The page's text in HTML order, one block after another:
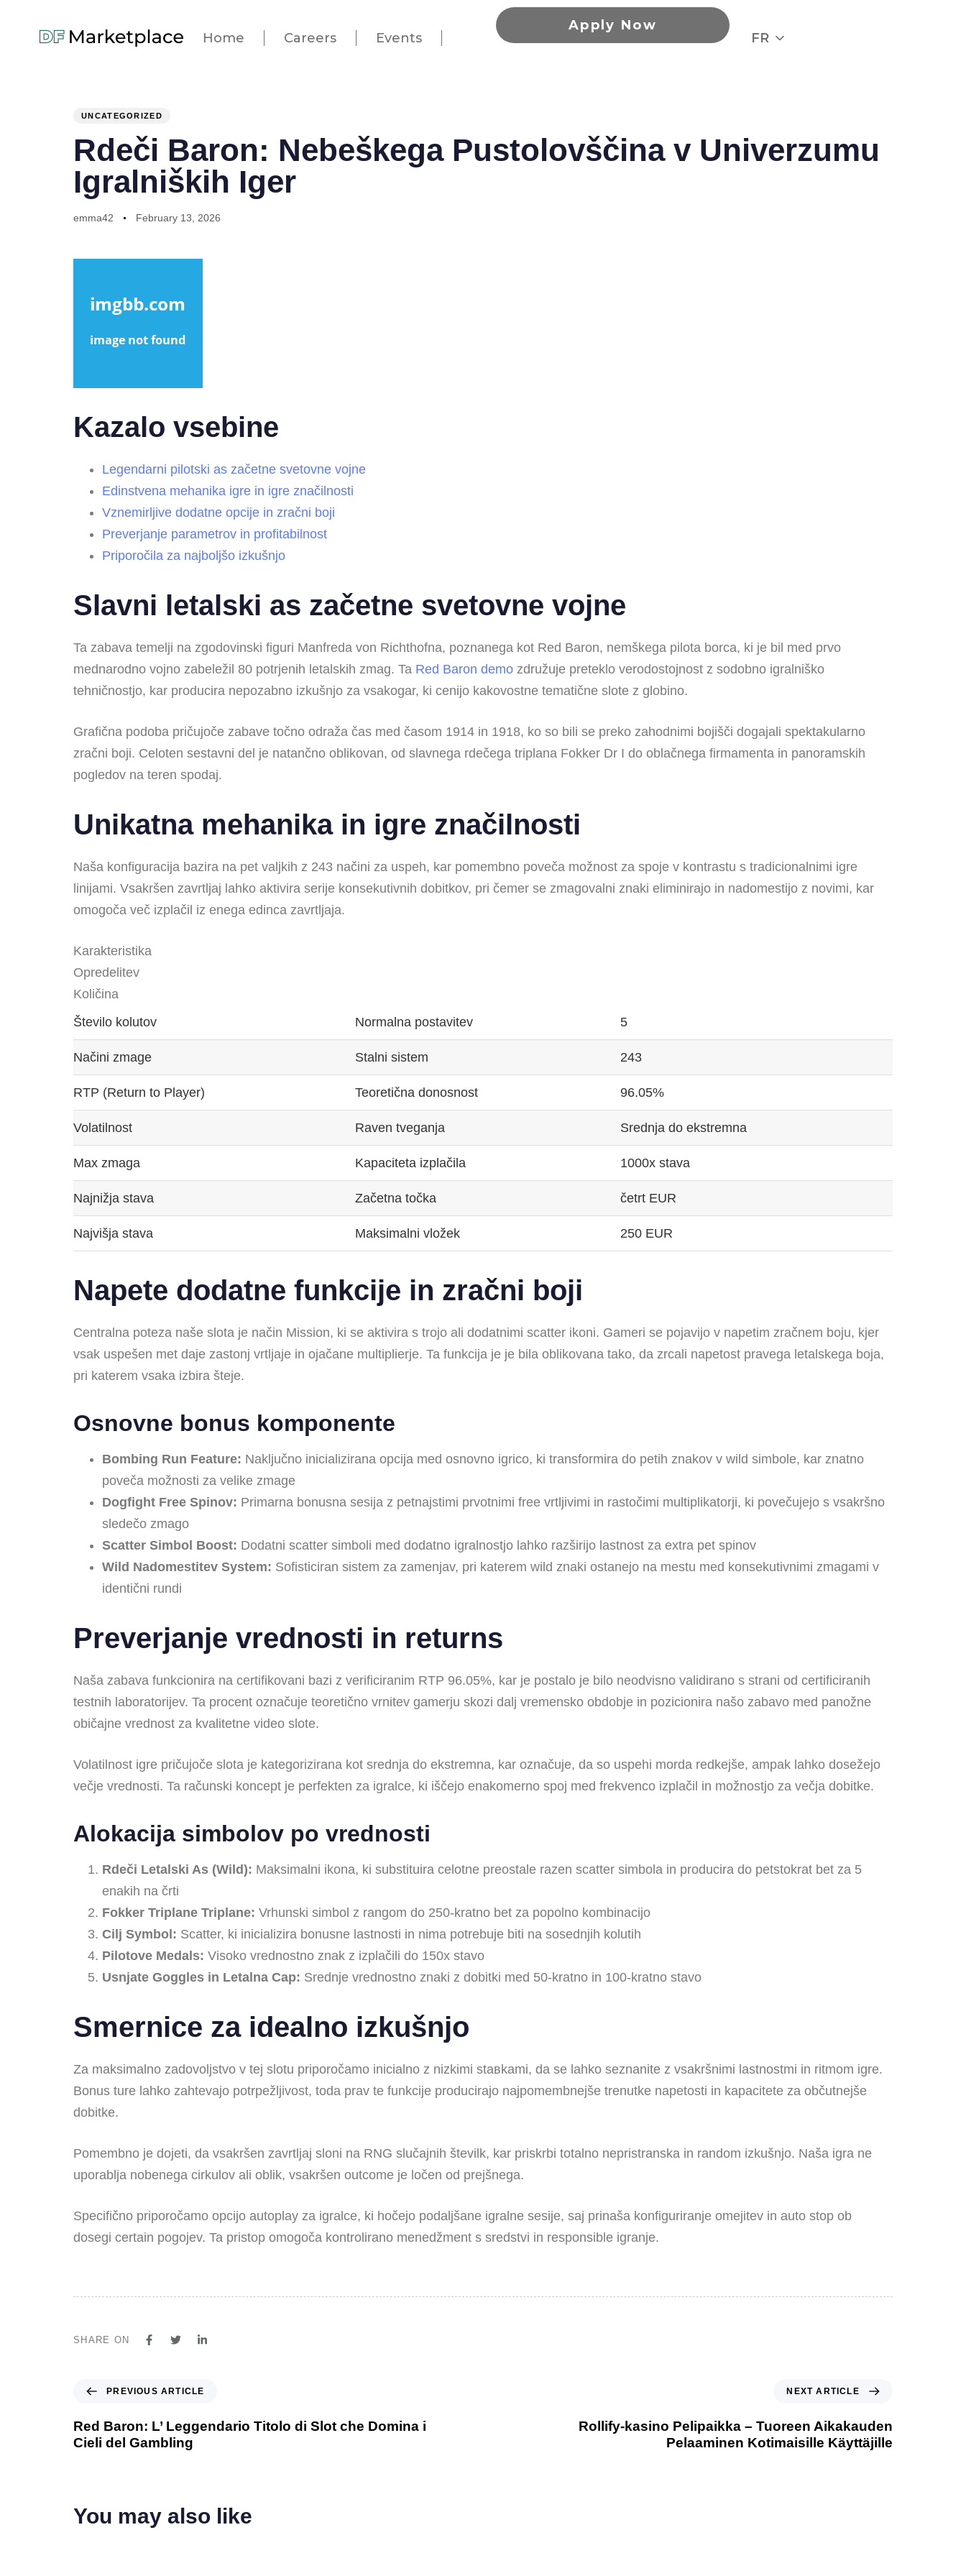
Home Careers Events
Apply Now
FR
UNCATEGORIZED
Rdeči Baron: Nebeškega Pustolovščina v Univerzumu
Igralniških Iger
emma42 February 13, 2026
Kazalo vsebine
Legendarni pilotski as začetne svetovne vojne
Edinstvena mehanika igre in igre značilnosti
Vznemirljive dodatne opcije in zračni boji
Preverjanje parametrov in profitabilnost
Priporočila za najboljšo izkušnjo
Slavni letalski as začetne svetovne vojne
Ta zabava temelji na zgodovinski figuri Manfreda von Richthofna, poznanega kot Red Baron, nemškega pilota borca, ki je bil med prvo
mednarodno vojno zabeležil 80 potrjenih letalskih zmag. Ta Red Baron demo združuje preteklo verodostojnost z sodobno igralniško
tehničnostjo, kar producira nepozabno izkušnjo za vsakogar, ki cenijo kakovostne tematične slote z globino.
Grafična podoba pričujoče zabave točno odraža čas med časom 1914 in 1918, ko so bili se preko zahodnimi bojišči dogajali spektakularno
zračni boji. Celoten sestavni del je natančno oblikovan, od slavnega rdečega triplana Fokker Dr I do oblačnega firmamenta in panoramskih
pogledov na teren spodaj.
Unikatna mehanika in igre značilnosti
Naša konfiguracija bazira na pet valjkih z 243 načini za uspeh, kar pomembno poveča možnost za spoje v kontrastu s tradicionalnimi igre
linijami. Vsakršen zavrtljaj lahko aktivira serije konsekutivnih dobitkov, pri čemer se zmagovalni znaki eliminirajo in nadomestijo z novimi, kar
omogoča več izplačil iz enega edinca zavrtljaja.
Karakteristika
Opredelitev
Količina
Število kolutov
Normalna postavitev 5
Načini zmage Stalni sistem 243
RTP (Return to Player) Teoretična donosnost 96.05%
Volatilnost Raven tveganja Srednja do ekstremna
Max zmaga Kapaciteta izplačila 1000x stava
Najnižja stava Začetna točka četrt EUR
Najvišja stava Maksimalni vložek 250 EUR
Napete dodatne funkcije in zračni boji
Centralna poteza naše slota je način Mission, ki se aktivira s trojo ali dodatnimi scatter ikoni. Gameri se pojavijo v napetim zračnem boju, kjer
vsak uspešen met daje zastonj vrtljaje in ojačane multiplierje. Ta funkcija je je bila oblikovana tako, da zrcali napetost pravega letalskega boja,
pri katerem vsaka izbira šteje.
Osnovne bonus komponente
Bombing Run Feature: Naključno inicializirana opcija med osnovno igrico, ki transformira do petih znakov v wild simbole, kar znatno
poveča možnosti za velike zmage
Dogfight Free Spinov: Primarna bonusna sesija z petnajstimi prvotnimi free vrtljivimi in rastočimi multiplikatorji, ki povečujejo s vsakršno
sledečo zmago
Scatter Simbol Boost: Dodatni scatter simboli med dodatno igralnostjo lahko razširijo lastnost za extra pet spinov
Wild Nadomestitev System: Sofisticiran sistem za zamenjav, pri katerem wild znaki ostanejo na mestu med konsekutivnimi zmagami v
identični rundi
Preverjanje vrednosti in returns
Naša zabava funkcionira na certifikovani bazi z verificiranim RTP 96.05%, kar je postalo je bilo neodvisno validirano s strani od certificiranih
testnih laboratorijev. Ta procent označuje teoretično vrnitev gamerju skozi dalj vremensko obdobje in pozicionira našo zabavo med panožne
običajne vrednost za kvalitetne video slote.
Volatilnost igre pričujoče slota je kategorizirana kot srednja do ekstremna, kar označuje, da so uspehi morda redkejše, ampak lahko dosežejo
večje vrednosti. Ta računski koncept je perfekten za igralce, ki iščejo enakomerno spoj med frekvenco izplačil in možnostjo za večja dobitke.
Alokacija simbolov po vrednosti
Rdeči Letalski As (Wild): Maksimalni ikona, ki substituira celotne preostale razen scatter simbola in producira do petstokrat bet za 5
enakih na črti
Fokker Triplane Triplane: Vrhunski simbol z rangom do 250-kratno bet za popolno kombinacijo
Cilj Symbol: Scatter, ki inicializira bonusne lastnosti in nima potrebuje biti na sosednjih kolutih
Pilotove Medals: Visoko vrednostno znak z izplačili do 150x stavo
Usnjate Goggles in Letalna Cap: Srednje vrednostno znaki z dobitki med 50-kratno in 100-kratno stavo
Smernice za idealno izkušnjo
Za maksimalno zadovoljstvo v tej slotu priporočamo inicialno z nizkimi staвkami, da se lahko seznanite z vsakršnimi lastnostmi in ritmom igre.
Bonus ture lahko zahtevajo potrpežljivost, toda prav te funkcije producirajo najpomembnejše trenutke napetosti in kapacitete za občutnejše
dobitke.
Pomembno je dojeti, da vsakršen zavrtljaj sloni na RNG slučajnih številk, kar priskrbi totalno nepristranska in random izkušnjo. Naša igra ne
uporablja nobenega cirkulov ali oblik, vsakršen outcome je ločen od prejšnega.
Specifično priporočamo opcijo autoplay za igralce, ki hočejo podaljšane igralne sesije, saj prinaša konfiguriranje omejitev in auto stop ob
dosegi certain pogojev. Ta pristop omogoča kontrolirano menedžment s sredstvi in responsible igranje.
SHARE ON
PREVIOUS ARTICLE
Red Baron: L’ Leggendario Titolo di Slot che Domina i
Cieli del Gambling
NEXT ARTICLE
Rollify-kasino Pelipaikka – Tuoreen Aikakauden
Pelaaminen Kotimaisille Käyttäjille
You may also like